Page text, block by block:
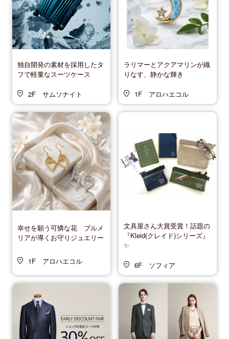
独自開発の素材を採用したタ
フで軽量なスーツケース
2F サムソナイト
ラリマーとアクアマリンが織
りなす、静かな輝き
1F アロハエコル
幸せを願う可憐な花 プルメ
リアが導くお守りジュエリー
1F アロハエコル
文具屋さん大賞受賞！話題の
『Kleid(クレイド)シリーズ』
✨
6F ソフィア